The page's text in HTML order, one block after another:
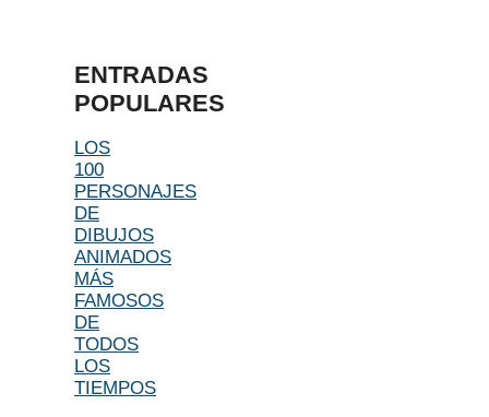
ENTRADAS
POPULARES
LOS
100
PERSONAJES
DE
DIBUJOS
ANIMADOS
MÁS
FAMOSOS
DE
TODOS
LOS
TIEMPOS